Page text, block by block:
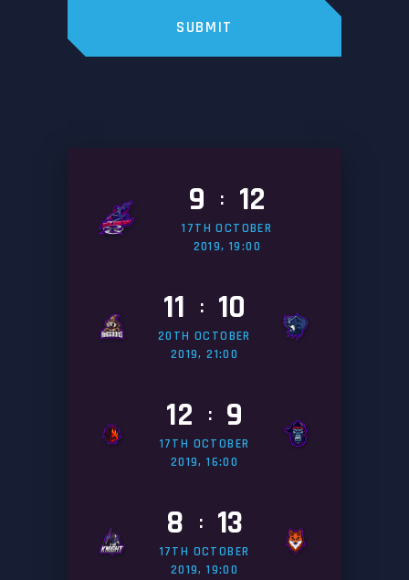
SUBMIT
9 : 12
17TH OCTOBER
2019, 19:00
11 : 10
20TH OCTOBER
2019, 21:00
12 : 9
17TH OCTOBER
2019, 16:00
8 : 13
17TH OCTOBER
2019, 19:00